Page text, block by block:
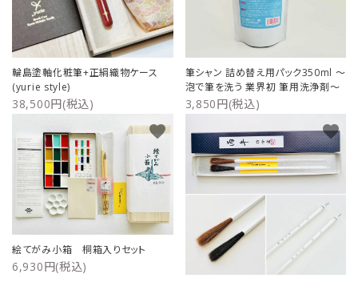
輪島塗軸化粧筆+正絹織物ケース
(yurie style)
38,500円(税込)
筆シャン 詰め替え用パック350ml ～
泡で筆を洗う 業界初 筆用洗浄剤～
3,850円(税込)
絵てがみ小箱 桐箱入りセット
6,930円(税込)
favorite favorite